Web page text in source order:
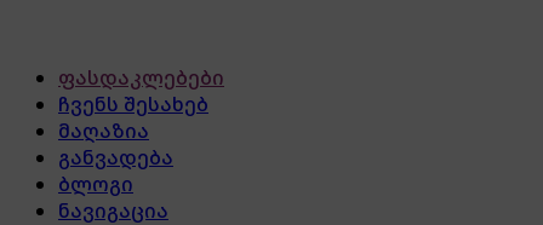
ფასდაკლებები
ჩვენს შესახებ
მაღაზია
განვადება
ბლოგი
ნავიგაცია